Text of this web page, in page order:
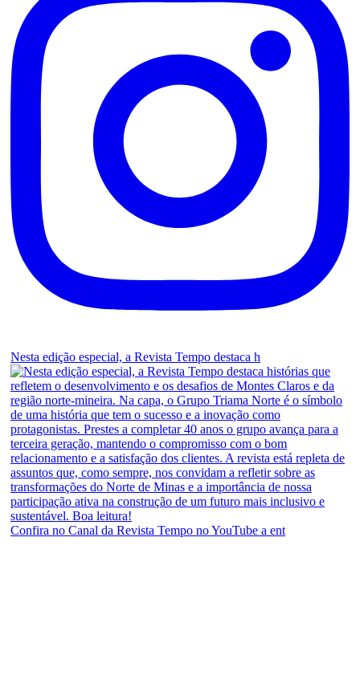
Nesta edição especial, a Revista Tempo destaca h
Confira no Canal da Revista Tempo no YouTube a ent